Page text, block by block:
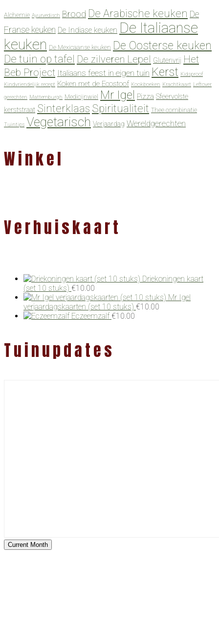
Alchemie Ayurvedisch Brood De Arabische keuken De
Franse keuken De Indiase keuken De Italiaanse
keuken De Mexicaanse keuken De Oosterse keuken
De tuin op tafel De zilveren Lepel Glutenvrij Het
Beb Project Italiaans feest in eigen tuin Kerst Kidsproof
Kindvriendelijk recept Koken met de Ecostoof Kookboeken Krachtkaart Leftover
gerechten Mattemburgh Medicijnwiel Mr Igel Pizza Sfeervolste
kerststraat Sinterklaas Spiritualiteit Thee combinatie
Tuintips Vegetarisch Verjaardag Wereldgerechten
Winkel
Verhuiskaart
Driekoningen kaart
(set 10 stuks) €10.00
Mr Igel
verjaardagskaarten (set 10 stuks) €10.00
Eczeemzalf €10.00
Tuinupdates
Current Month